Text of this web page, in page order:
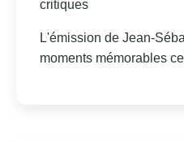
critiques
L'émission de Jean-
moments mémorables